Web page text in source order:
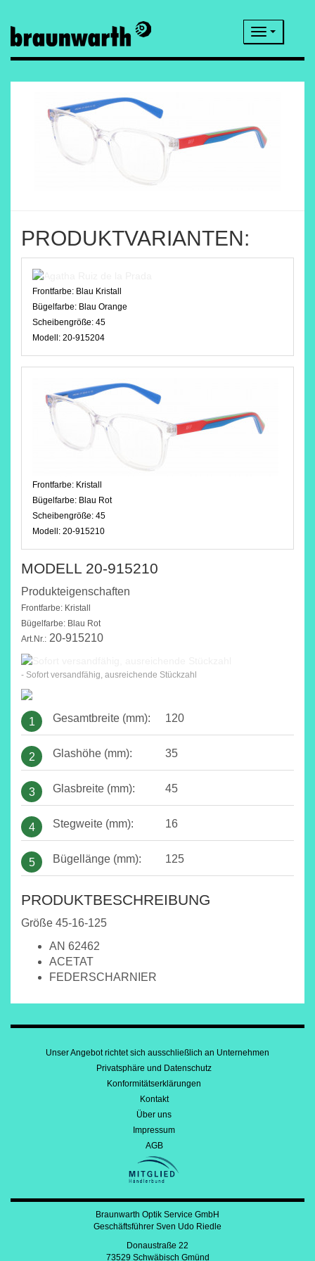
PRODUKTVARIANTEN:
Frontfarbe: Blau Kristall
Bügelfarbe: Blau Orange
Scheibengröße: 45
Modell: 20-915204
Frontfarbe: Kristall
Bügelfarbe: Blau Rot
Scheibengröße: 45
Modell: 20-915210
MODELL 20-915210
Produkteigenschaften
Frontfarbe: Kristall
Bügelfarbe: Blau Rot
Art.Nr.: 20-915210
- Sofort versandfähig, ausreichende Stückzahl
1 Gesamtbreite (mm): 120
2 Glashöhe (mm): 35
3 Glasbreite (mm): 45
4 Stegweite (mm): 16
5 Bügellänge (mm): 125
PRODUKTBESCHREIBUNG
Größe 45-16-125
AN 62462
ACETAT
FEDERSCHARNIER
Unser Angebot richtet sich ausschließlich an Unternehmen
Privatsphäre und Datenschutz
Konformitätserklärungen
Kontakt
Über uns
Impressum
AGB
Braunwarth Optik Service GmbH
Geschäftsführer Sven Udo Riedle
Donaustraße 22
73529 Schwäbisch Gmünd